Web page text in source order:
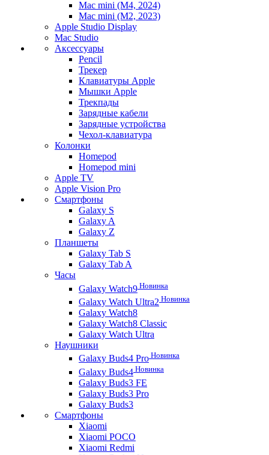
Mac mini (M4, 2024)
Mac mini (M2, 2023)
Apple Studio Display
Mac Studio
Аксессуары
Pencil
Трекер
Клавиатуры Apple
Мышки Apple
Трекпады
Зарядные кабели
Зарядные устройства
Чехол-клавиатура
Колонки
Homepod
Homepod mini
Apple TV
Apple Vision Pro
Смартфоны
Galaxy S
Galaxy A
Galaxy Z
Планшеты
Galaxy Tab S
Galaxy Tab A
Часы
Galaxy Watch9 Новинка
Galaxy Watch Ultra2 Новинка
Galaxy Watch8
Galaxy Watch8 Classic
Galaxy Watch Ultra
Наушники
Galaxy Buds4 Pro Новинка
Galaxy Buds4 Новинка
Galaxy Buds3 FE
Galaxy Buds3 Pro
Galaxy Buds3
Смартфоны
Xiaomi
Xiaomi POCO
Xiaomi Redmi